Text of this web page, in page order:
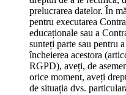
prelucrarea datelor. În
pentru executarea
educaționale sau a
sunteți parte sau pentru
încheierea acestora
RGPD), aveți, de
orice moment, aveți
de situația dvs.